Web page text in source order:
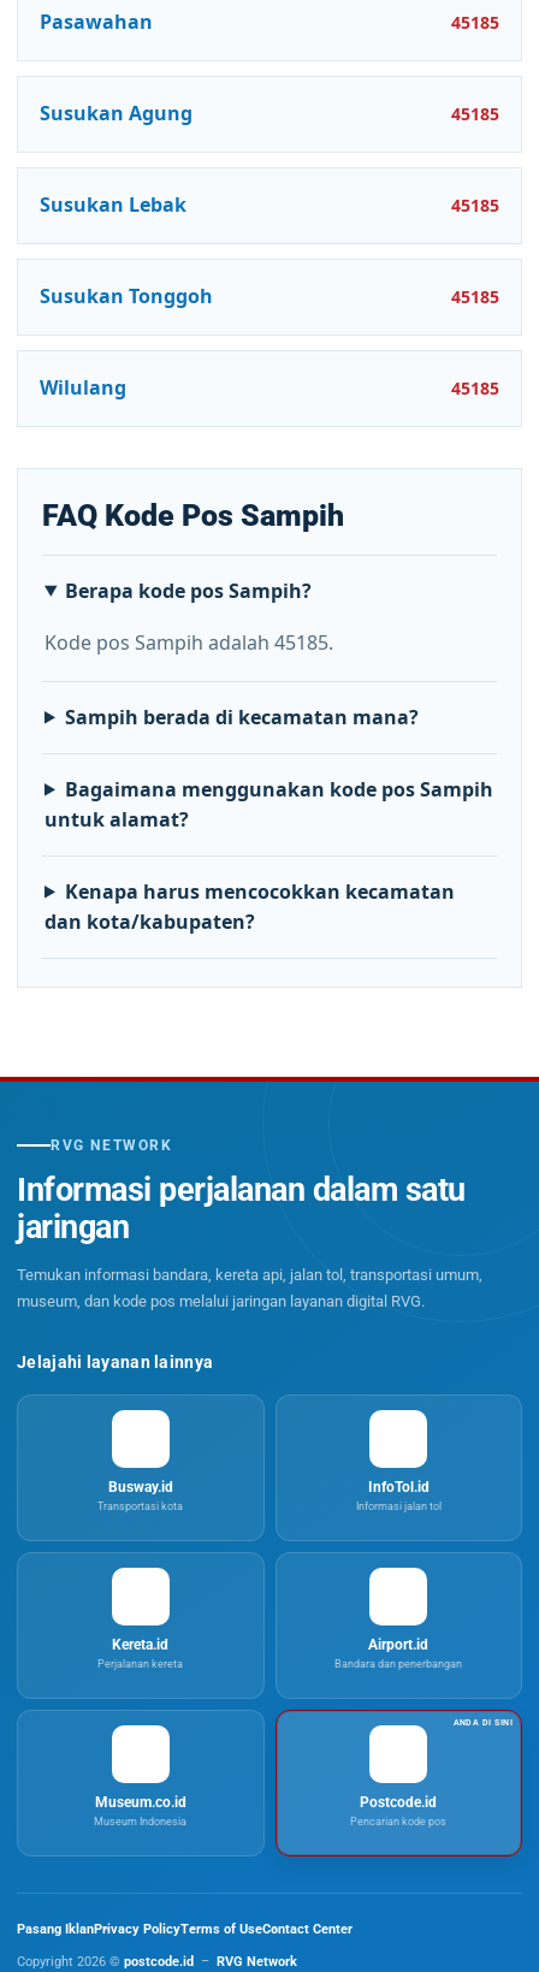
Pasawahan 45185
Susukan Agung 45185
Susukan Lebak 45185
Susukan Tonggoh 45185
Wilulang 45185
FAQ Kode Pos Sampih
Berapa kode pos Sampih?
Kode pos Sampih adalah 45185.
Sampih berada di kecamatan mana?
Bagaimana menggunakan kode pos Sampih
untuk alamat?
Kenapa harus mencocokkan kecamatan
dan kota/kabupaten?
RVG NETWORK
Informasi perjalanan dalam satu
jaringan
Temukan informasi bandara, kereta api, jalan tol, transportasi umum,
museum, dan kode pos melalui jaringan layanan digital RVG.
Jelajahi layanan lainnya
Busway.id
Transportasi kota
InfoTol.id
Informasi jalan tol
Kereta.id
Perjalanan kereta
Airport.id
Bandara dan penerbangan
Museum.co.id
Museum Indonesia
Postcode.id
Pencarian kode pos
Pasang IklanPrivacy PolicyTerms of UseContact Center
Copyright 2026 © postcode.id – RVG Network